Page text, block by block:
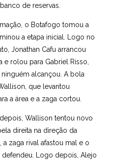
de reservas.
o Botafogo tomou a
a etapa inicial. Logo no
Jonathan Cafu arrancou
e rolou para Gabriel Risso,
alcançou. A bola
que levantou
a área e a zaga cortou.
Wallison tentou novo
direita na direção da
a zaga rival afastou mal e o
defendeu. Logo depois, Alejo